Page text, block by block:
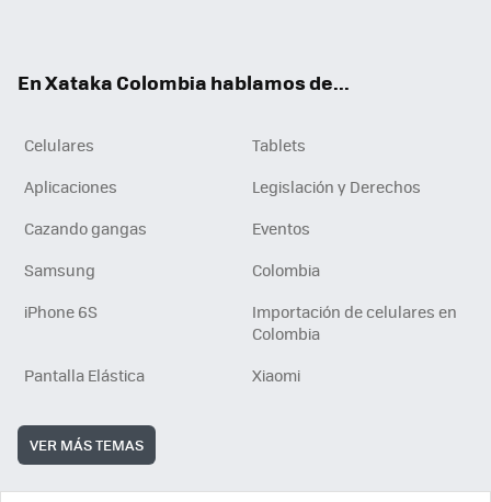
En Xataka Colombia hablamos de...
Celulares
Tablets
Aplicaciones
Legislación y Derechos
Cazando gangas
Eventos
Samsung
Colombia
iPhone 6S
Importación de celulares en
Colombia
Pantalla Elástica
Xiaomi
VER MÁS TEMAS